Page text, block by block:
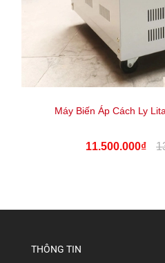
Máy Biến Áp Cách Ly
11.500.000₫
THÔNG TIN